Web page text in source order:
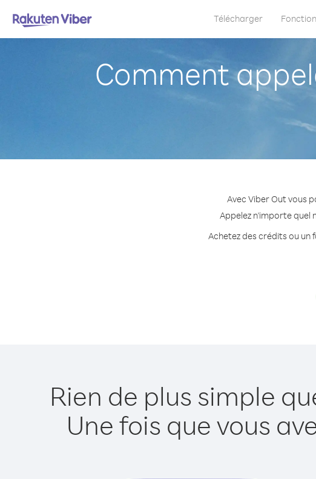
Télécharger
Comment
Avec Viber Out vous
Appelez n'importe quel
Achetez des crédits ou un
Rien de plus simple
Une fois que vous